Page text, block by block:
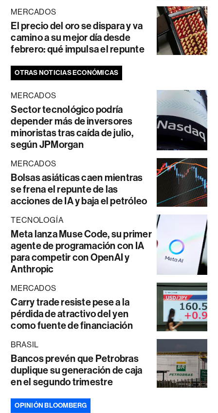
MERCADOS
El precio del oro se dispara y va
camino a su mejor día desde
febrero: qué impulsa el repunte
OTRAS NOTICIAS ECONÓMICAS
MERCADOS
Sector tecnológico podría
depender más de inversores
minoristas tras caída de julio,
según JPMorgan
MERCADOS
Bolsas asiáticas caen mientras
se frena el repunte de las
acciones de IA y baja el petróleo
TECNOLOGÍA
Meta lanza Muse Code, su primer
agente de programación con IA
para competir con OpenAI y
Anthropic
MERCADOS
Carry trade resiste pese a la
pérdida de atractivo del yen
como fuente de financiación
BRASIL
Bancos prevén que Petrobras
duplique su generación de caja
en el segundo trimestre
OPINIÓN BLOOMBERG